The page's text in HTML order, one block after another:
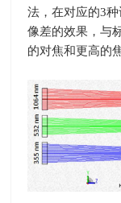
法，在对应的3种
像差的效果，与
的对焦和更高的